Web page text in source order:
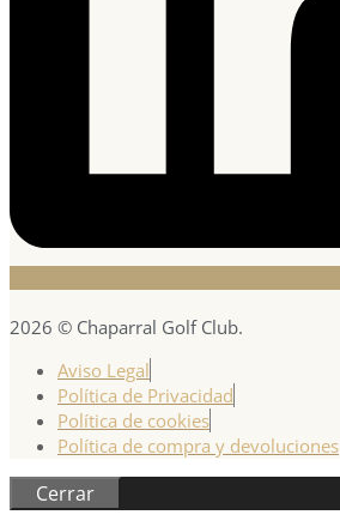
2026 © Chaparral Golf Club.
Aviso Legal
Política de Privacidad
Política de cookies
Política de compra y devoluciones
Cerrar